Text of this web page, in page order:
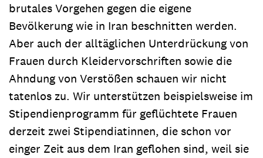
brutales Vorgehen gegen die eigene
Bevölkerung wie in Iran beschnitten werden.
Aber auch der alltäglichen Unterdrückung von
Frauen durch Kleidervorschriften sowie die
Ahndung von Verstößen schauen wir nicht
tatenlos zu. Wir unterstützen beispielsweise im
Stipendienprogramm für geflüchtete Frauen
derzeit zwei Stipendiatinnen, die schon vor
einger Zeit aus dem Iran geflohen sind, weil sie